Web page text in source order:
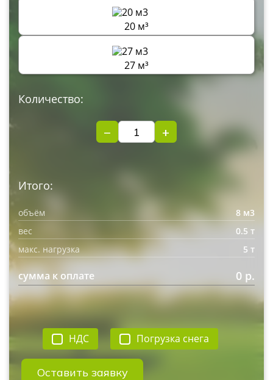
20 м³
27 м³
Количество:
− +
Итого:
объём
8 м3
вес
0.5 т
макс. нагрузка
5 т
сумма к оплате 0 р.
Оставить заявку
НДС Погрузка снега